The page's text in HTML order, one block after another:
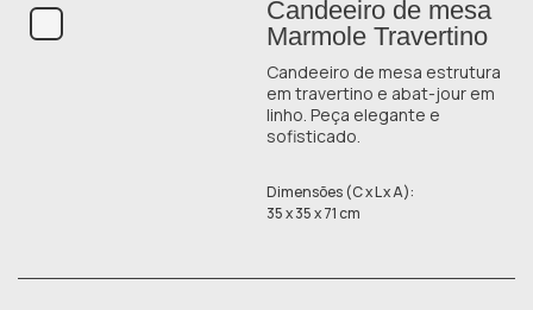
Candeeiro de mesa
Marmole Travertino
Candeeiro de mesa estrutura
em travertino e abat-jour em
linho. Peça elegante e
sofisticado.
Dimensões (C x L x A):
35 x 35 x 71 cm